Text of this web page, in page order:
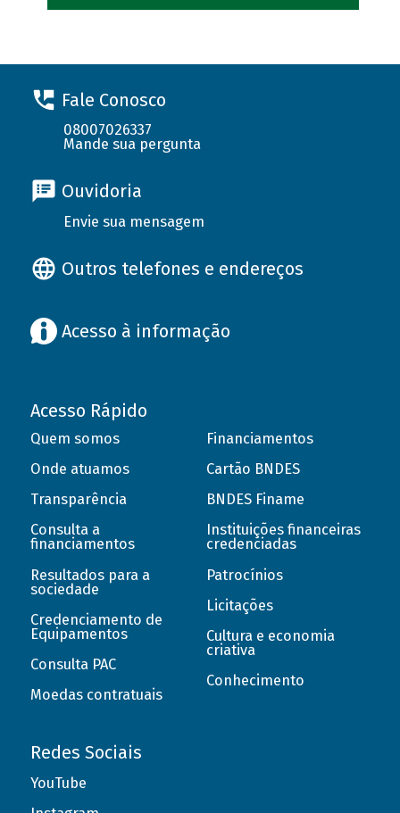
Fale Conosco
08007026337
Mande sua pergunta
Ouvidoria
Envie sua mensagem
Outros telefones e endereços
Acesso à informação
Acesso Rápido
Quem somos
Onde atuamos
Transparência
Consulta a
financiamentos
Resultados para a
sociedade
Credenciamento de
Equipamentos
Consulta PAC
Moedas contratuais
Financiamentos
Cartão BNDES
BNDES Finame
Instituições financeiras
credenciadas
Patrocínios
Licitações
Cultura e economia
criativa
Conhecimento
Redes Sociais
YouTube